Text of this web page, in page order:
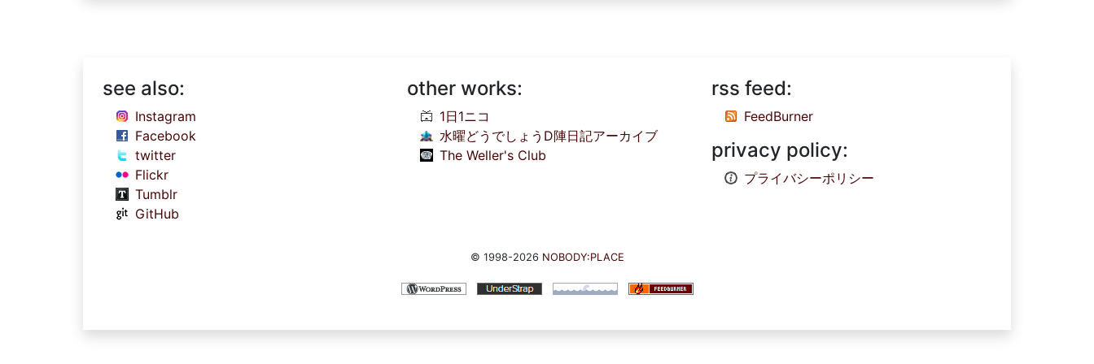
see also:
Instagram
Facebook
twitter
Flickr
Tumblr
GitHub
other works:
1日1ニコ
水曜どうでしょうD陣日記アーカイブ
The Weller's Club
rss feed:
FeedBurner
privacy policy:
プライバシーポリシー
© 1998-2026 NOBODY:PLACE